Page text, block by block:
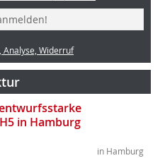
Analyse, Widerruf
in Hamburg
in Hamburg